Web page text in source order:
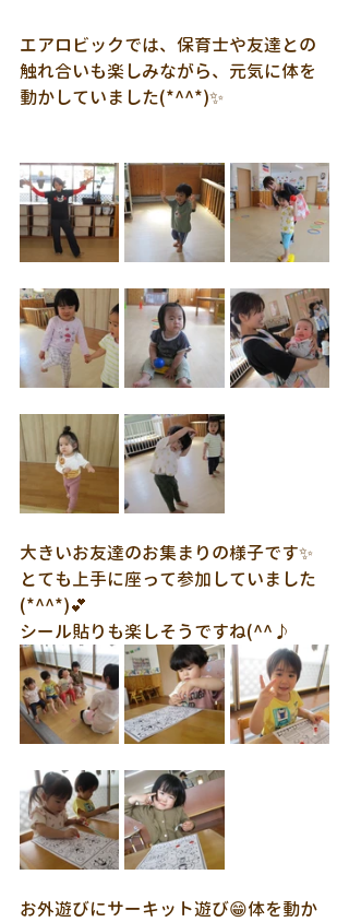
エアロビックでは、保育士や友達との
触れ合いも楽しみながら、元気に体を
動かしていました(*^^*)✨
大きいお友達のお集まりの様子です✨
とても上手に座って参加していました
(*^^*)💕
シール貼りも楽しそうですね(^^♪
お外遊びにサーキット遊び😁体を動か